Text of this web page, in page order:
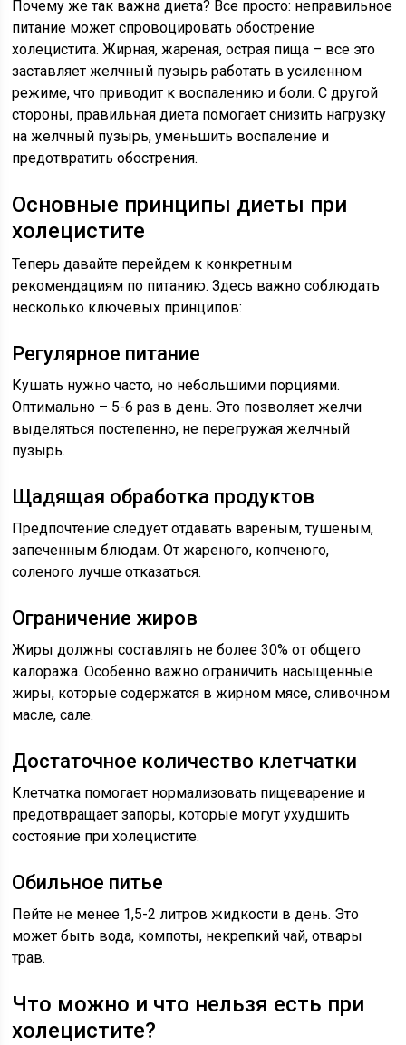
Почему же так важна диета? Все просто: неправильное
питание может спровоцировать обострение
холецистита. Жирная, жареная, острая пища – все это
заставляет желчный пузырь работать в усиленном
режиме, что приводит к воспалению и боли. С другой
стороны, правильная диета помогает снизить нагрузку
на желчный пузырь, уменьшить воспаление и
предотвратить обострения.
Основные принципы диеты при
холецистите
Теперь давайте перейдем к конкретным
рекомендациям по питанию. Здесь важно соблюдать
несколько ключевых принципов:
Регулярное питание
Кушать нужно часто, но небольшими порциями.
Оптимально – 5-6 раз в день. Это позволяет желчи
выделяться постепенно, не перегружая желчный
пузырь.
Щадящая обработка продуктов
Предпочтение следует отдавать вареным, тушеным,
запеченным блюдам. От жареного, копченого,
соленого лучше отказаться.
Ограничение жиров
Жиры должны составлять не более 30% от общего
калоража. Особенно важно ограничить насыщенные
жиры, которые содержатся в жирном мясе, сливочном
масле, сале.
Достаточное количество клетчатки
Клетчатка помогает нормализовать пищеварение и
предотвращает запоры, которые могут ухудшить
состояние при холецистите.
Обильное питье
Пейте не менее 1,5-2 литров жидкости в день. Это
может быть вода, компоты, некрепкий чай, отвары
трав.
Что можно и что нельзя есть при
холецистите?